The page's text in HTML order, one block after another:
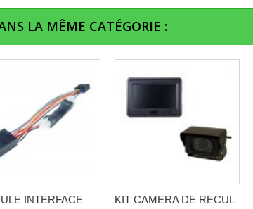
LA MÊME CATÉGORIE :
INTERFACE
KIT CAMERA DE RECUL